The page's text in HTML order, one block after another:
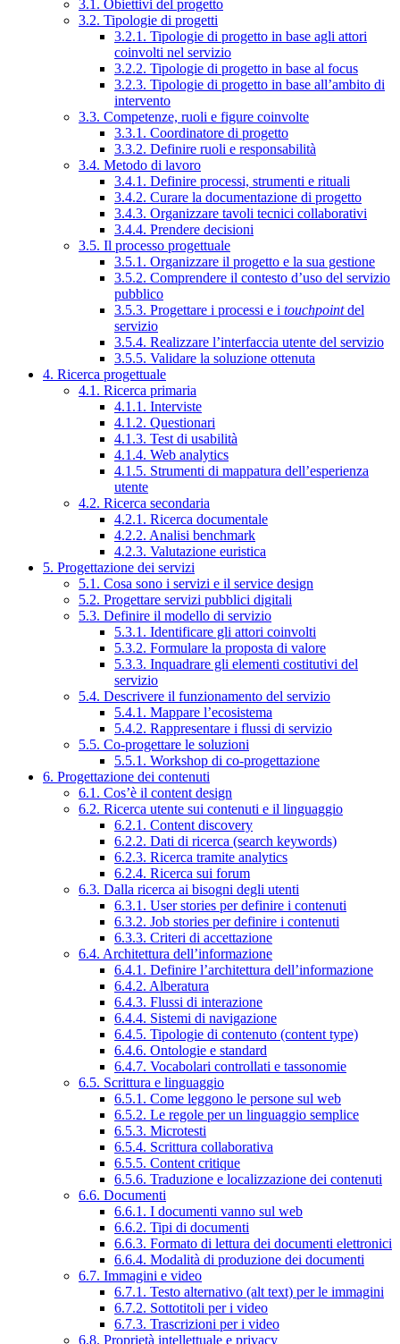
3.1. Obiettivi del progetto
3.2. Tipologie di progetti
3.2.1. Tipologie di progetto in base agli attori
coinvolti nel servizio
3.2.2. Tipologie di progetto in base al focus
3.2.3. Tipologie di progetto in base all’ambito di
intervento
3.3. Competenze, ruoli e figure coinvolte
3.3.1. Coordinatore di progetto
3.3.2. Definire ruoli e responsabilità
3.4. Metodo di lavoro
3.4.1. Definire processi, strumenti e rituali
3.4.2. Curare la documentazione di progetto
3.4.3. Organizzare tavoli tecnici collaborativi
3.4.4. Prendere decisioni
3.5. Il processo progettuale
3.5.1. Organizzare il progetto e la sua gestione
3.5.2. Comprendere il contesto d’uso del servizio
pubblico
3.5.3. Progettare i processi e i touchpointdel
servizio
3.5.4. Realizzare l’interfaccia utente del servizio
3.5.5. Validare la soluzione ottenuta
4. Ricerca progettuale
4.1. Ricerca primaria
4.1.1. Interviste
4.1.2. Questionari
4.1.3. Test di usabilità
4.1.4. Web analytics
4.1.5. Strumenti di mappatura dell’esperienza
utente
4.2. Ricerca secondaria
4.2.1. Ricerca documentale
4.2.2. Analisi benchmark
4.2.3. Valutazione euristica
5. Progettazione dei servizi
5.1. Cosa sono i servizi e il service design
5.2. Progettare servizi pubblici digitali
5.3. Definire il modello di servizio
5.3.1. Identificare gli attori coinvolti
5.3.2. Formulare la proposta di valore
5.3.3. Inquadrare gli elementi costitutivi del
servizio
5.4. Descrivere il funzionamento del servizio
5.4.1. Mappare l’ecosistema
5.4.2. Rappresentare i flussi di servizio
5.5. Co-progettare le soluzioni
5.5.1. Workshop di co-progettazione
6. Progettazione dei contenuti
6.1. Cos’è il content design
6.2. Ricerca utente sui contenuti e il linguaggio
6.2.1. Content discovery
6.2.2. Dati di ricerca (search keywords)
6.2.3. Ricerca tramite analytics
6.2.4. Ricerca sui forum
6.3. Dalla ricerca ai bisogni degli utenti
6.3.1. User stories per definire i contenuti
6.3.2. Job stories per definire i contenuti
6.3.3. Criteri di accettazione
6.4. Architettura dell’informazione
6.4.1. Definire l’architettura dell’informazione
6.4.2. Alberatura
6.4.3. Flussi di interazione
6.4.4. Sistemi di navigazione
6.4.5. Tipologie di contenuto (content type)
6.4.6. Ontologie e standard
6.4.7. Vocabolari controllati e tassonomie
6.5. Scrittura e linguaggio
6.5.1. Come leggono le persone sul web
6.5.2. Le regole per un linguaggio semplice
6.5.3. Microtesti
6.5.4. Scrittura collaborativa
6.5.5. Content critique
6.5.6. Traduzione e localizzazione dei contenuti
6.6. Documenti
6.6.1. I documenti vanno sul web
6.6.2. Tipi di documenti
6.6.3. Formato di lettura dei documenti elettronici
6.6.4. Modalità di produzione dei documenti
6.7. Immagini e video
6.7.1. Testo alternativo (alt text) per le immagini
6.7.2. Sottotitoli per i video
6.7.3. Trascrizioni per i video
6.8. Proprietà intellettuale e privacy